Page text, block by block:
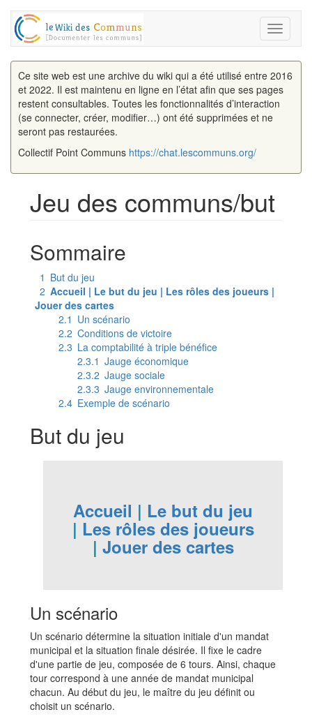
Toggle
Ce site web est une archive du wiki qui a été utilisé entre 2016
et 2022. Il est maintenu en ligne en l’état afin que ses pages
restent consultables. Toutes les fonctionnalités d’interaction
(se connecter, créer, modifier…) ont été supprimées et ne
seront pas restaurées.
Collectif Point Communs https://chat.lescommuns.org/
Jeu des communs/but
Sommaire
1 But du jeu
2 Accueil | Le but du jeu | Les rôles des joueurs |
Jouer des cartes
2.1 Un scénario
2.2 Conditions de victoire
2.3 La comptabilité à triple bénéfice
2.3.1 Jauge économique
2.3.2 Jauge sociale
2.3.3 Jauge environnementale
2.4 Exemple de scénario
But du jeu
Accueil | Le but du jeu
| Les rôles des joueurs
| Jouer des cartes
Un scénario
Un scénario détermine la situation initiale d'un mandat
municipal et la situation finale désirée. Il fixe le cadre
d'une partie de jeu, composée de 6 tours. Ainsi, chaque
tour correspond à une année de mandat municipal
chacun. Au début du jeu, le maître du jeu définit ou
choisit un scénario.